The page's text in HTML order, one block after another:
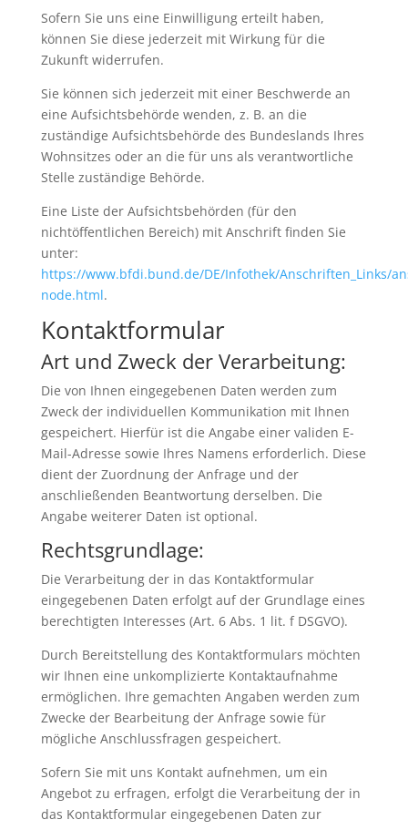
Sofern Sie uns eine Einwilligung erteilt haben,
können Sie diese jederzeit mit Wirkung für die
Zukunft widerrufen.
Sie können sich jederzeit mit einer Beschwerde an
eine Aufsichtsbehörde wenden, z. B. an die
zuständige Aufsichtsbehörde des Bundeslands Ihres
Wohnsitzes oder an die für uns als verantwortliche
Stelle zuständige Behörde.
Eine Liste der Aufsichtsbehörden (für den
nichtöffentlichen Bereich) mit Anschrift finden Sie
unter:
https://www.bfdi.bund.de/DE/Infothek/Anschriften_Links/
node.html.
Kontaktformular
Art und Zweck der Verarbeitung:
Die von Ihnen eingegebenen Daten werden zum
Zweck der individuellen Kommunikation mit Ihnen
gespeichert. Hierfür ist die Angabe einer validen E-
Mail-Adresse sowie Ihres Namens erforderlich. Diese
dient der Zuordnung der Anfrage und der
anschließenden Beantwortung derselben. Die
Angabe weiterer Daten ist optional.
Rechtsgrundlage:
Die Verarbeitung der in das Kontaktformular
eingegebenen Daten erfolgt auf der Grundlage eines
berechtigten Interesses (Art. 6 Abs. 1 lit. f DSGVO).
Durch Bereitstellung des Kontaktformulars möchten
wir Ihnen eine unkomplizierte Kontaktaufnahme
ermöglichen. Ihre gemachten Angaben werden zum
Zwecke der Bearbeitung der Anfrage sowie für
mögliche Anschlussfragen gespeichert.
Sofern Sie mit uns Kontakt aufnehmen, um ein
Angebot zu erfragen, erfolgt die Verarbeitung der in
das Kontaktformular eingegebenen Daten zur